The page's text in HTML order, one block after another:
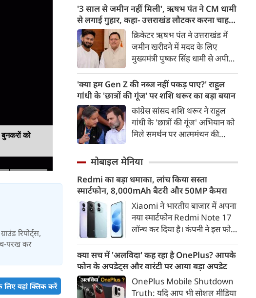
बुनकरों को
रिपोर्ट्स,
परख कर
लिए यहां क्लिक करें
इसका कोई कोर्स या पेपर नहीं होता।
उन्होंने कहा कि चुनौतियों से जो
सिखेगा, वहीं जीतेगा। चुनौतियां
आपके लिए अवसर बन जाएगी।
उन्होंने कहा कि चुनौतियां बड़ी हो तो
घबराना नहीं चाहिए। हमेशा सीखने
की ललक बनाए रखनी चाहिए।
'3 साल से जमीन नहीं मिली', ऋषभ पंत ने CM धामी
से लगाई गुहार, कहा- उत्तराखंड लौटकर करना चाहता
हूं काम
क्रिकेटर ऋषभ पंत ने उत्तराखंड में
जमीन खरीदने में मदद के लिए
मुख्यमंत्री पुष्कर सिंह धामी से अपील
उत्तराखंड शिफ्ट होना चाहते हैं और
पिछले तीन साल से जमीन की तलाश
कर रहे हैं। सीएम धामी ने अधिकारियों
को मामले में जरूरी कार्रवाई के निर्देश
दिए हैं।
'क्या हम Gen Z की नब्ज नहीं पकड़ पाए?' राहुल
गांधी के 'छात्रों की गूंज' पर शशि थरूर का बड़ा बयान
कांग्रेस सांसद शशि थरूर ने राहुल
गांधी के 'छात्रों की गूंज' अभियान को
मिले समर्थन पर आत्ममंथन की
कि क्या कांग्रेस Gen Z और छात्रों
मोबाइल मेनिया
Redmi का बड़ा धमाका, लांच किया सस्ता
स्मार्टफोन, 8,000mAh बैटरी और 50MP कैमरा
Xiaomi ने भारतीय बाजार में अपना
नया स्मार्टफोन Redmi Note 17
लॉन्च कर दिया है। कंपनी ने इस फोन
डिस्प्ले, 8,000mAh की बड़ी बैटरी
और Qualcomm Snapdragon
चिपसेट के साथ पेश किया है। फोन में
50MP का मेन कैमरा दिया गया है।
क्या सच में 'अलविदा' कह रहा है OnePlus? आपके
फोन के अपडेट्स और वारंटी पर आया बड़ा अपडेट
OnePlus Mobile Shutdown
Truth: यदि आप भी सोशल मीडिया